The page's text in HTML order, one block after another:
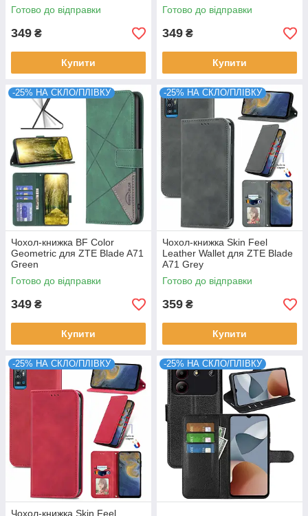
Готово до відправки
349 ₴
Купити
Готово до відправки
349 ₴
Купити
-25% НА СКЛО/ПЛІВКУ
Чохол-книжка BF Color
Geometric для ZTE Blade A71
Green
Готово до відправки
349 ₴
Купити
-25% НА СКЛО/ПЛІВКУ
Чохол-книжка Skin Feel
Leather Wallet для ZTE Blade
A71 Grey
Готово до відправки
359 ₴
Купити
-25% НА СКЛО/ПЛІВКУ
Чохол-книжка Skin Feel
-25% НА СКЛО/ПЛІВКУ